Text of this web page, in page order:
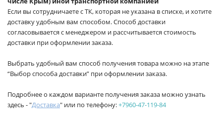
Если вы сотрудничаете с ТК, которая не указана в списке, и хотите
доставку удобным вам способом. Способ доставки
согласовывается с менеджером и рассчитывается стоимость
доставки при оформлении заказа.
Выбрать удобный вам способ получения товара можно на этапе
“Выбор способа доставки” при оформлении заказа.
Подробнее о каждом варианте получения заказа можно узнать
здесь - "Доставка" или по телефону:+7960-47-119-84